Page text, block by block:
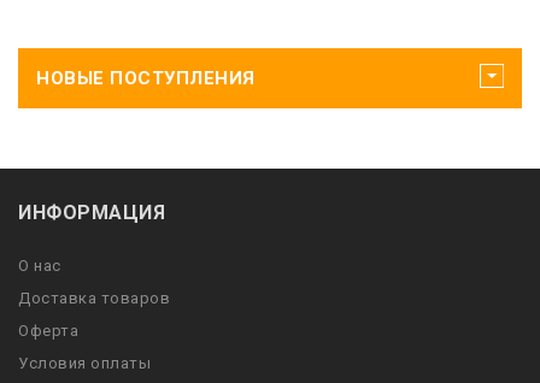
НОВЫЕ ПОСТУПЛЕНИЯ
ИНФОРМАЦИЯ
О нас
Доставка товаров
Оферта
Условия оплаты